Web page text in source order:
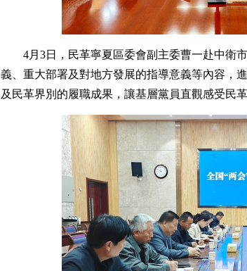
4月3日，民革寧夏區委會副主委曹一赴中衛
義、重大部署及對地方發展的指導意義等內容，
及民革界別的履職成果，讓基層黨員直觀感受民